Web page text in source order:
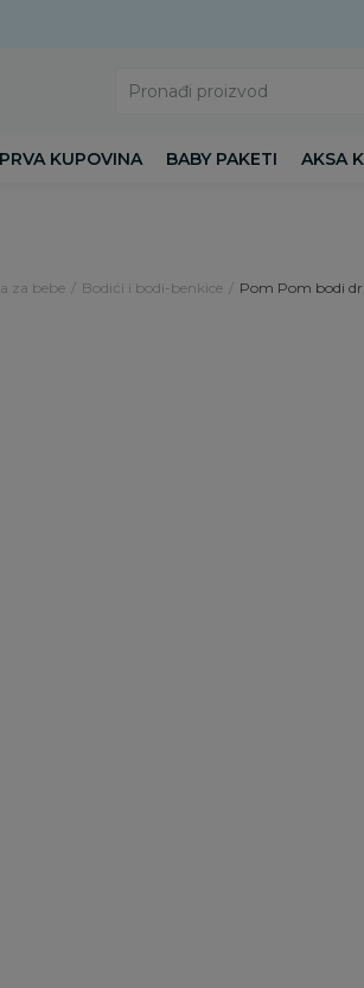
Pronađi proizvod
PRVA KUPOVINA BABY PAKETI AKSA
za bebe Bodići i bodi-benkice Pom Pom bodi